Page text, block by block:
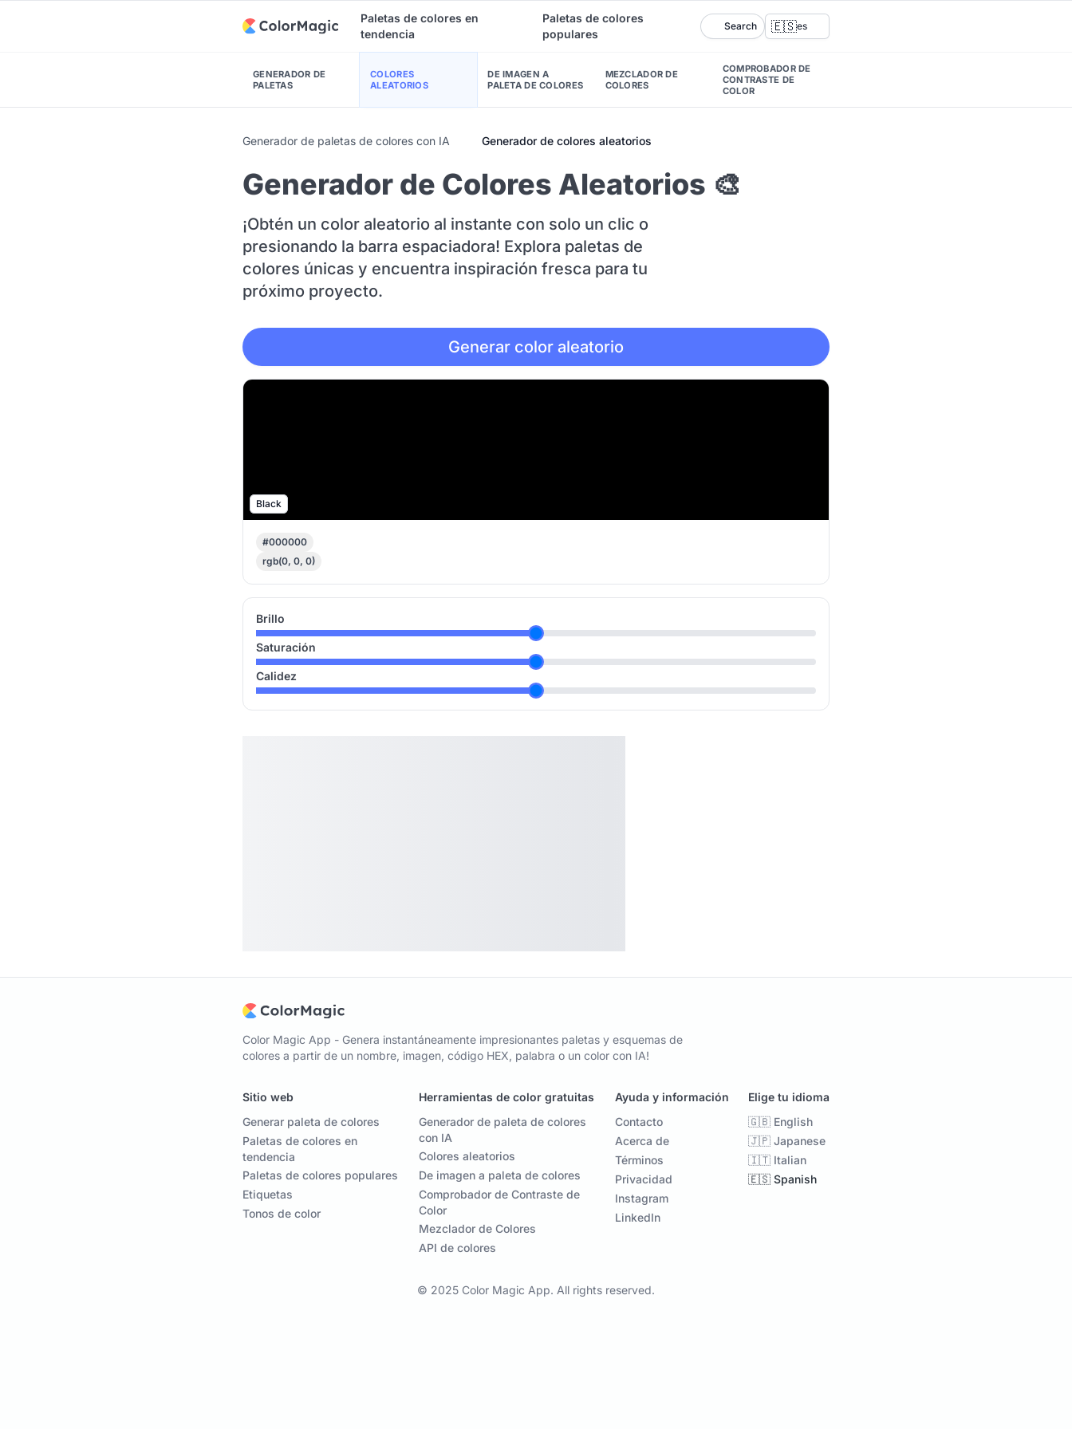
Paletas de colores en
tendencia
Paletas de colores
populares
Search 🇪🇸es
GENERADOR DE
PALETAS
COLORES
ALEATORIOS
DE IMAGEN A
PALETA DE COLORES
MEZCLADOR DE
COLORES
COMPROBADOR DE
CONTRASTE DE
COLOR
Generador de paletas de colores con IA Generador de colores aleatorios
Generador de Colores Aleatorios 🎨
¡Obtén un color aleatorio al instante con solo un clic o
presionando la barra espaciadora! Explora paletas de
colores únicas y encuentra inspiración fresca para tu
próximo proyecto.
Generar color aleatorio
Black
#000000
rgb(0, 0, 0)
Brillo
Saturación
Calidez
Color Magic App - Genera instantáneamente impresionantes paletas y esquemas de
colores a partir de un nombre, imagen, código HEX, palabra o un color con IA!
Sitio web
Generar paleta de colores
Paletas de colores en
tendencia
Paletas de colores populares
Etiquetas
Tonos de color
Herramientas de color gratuitas
Generador de paleta de colores
con IA
Colores aleatorios
De imagen a paleta de colores
Comprobador de Contraste de
Color
Mezclador de Colores
API de colores
Ayuda y información
Contacto
Acerca de
Términos
Privacidad
Instagram
LinkedIn
Elige tu idioma
🇬🇧 English
🇯🇵 Japanese
🇮🇹 Italian
🇪🇸 Spanish
© 2025 Color Magic App. All rights reserved.